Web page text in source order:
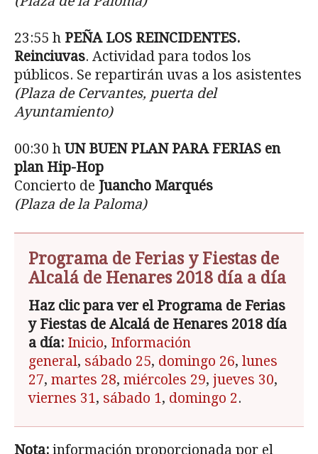
23:55 h PEÑA LOS REINCIDENTES.
Reinciuvas. Actividad para todos los
públicos. Se repartirán uvas a los asistentes
(Plaza de Cervantes, puerta del
Ayuntamiento)
00:30 h UN BUEN PLAN PARA FERIAS en
plan Hip-Hop
Concierto de Juancho Marqués
(Plaza de la Paloma)
Programa de Ferias y Fiestas de
Alcalá de Henares 2018 día a día
Haz clic para ver el Programa de Ferias
y Fiestas de Alcalá de Henares 2018 día
a día: Inicio, Información
general, sábado 25, domingo 26, lunes
27, martes 28, miércoles 29, jueves 30,
viernes 31, sábado 1, domingo 2.
Nota: información proporcionada por el